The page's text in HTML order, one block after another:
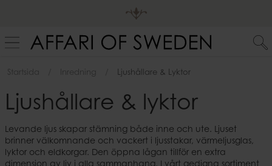
Startsida Inredning Ljushållare & Lyktor
Ljushållare & lyktor
Levande ljus skapar stämning både inne och ute. Ljuset
brinner välkomnande och vackert i ljusstakar, värmeljusglas,
lyktor och eldkorgar. Den öppna lågan tillför en extra